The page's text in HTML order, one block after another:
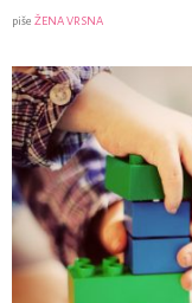
piše ŽENA VRSNA